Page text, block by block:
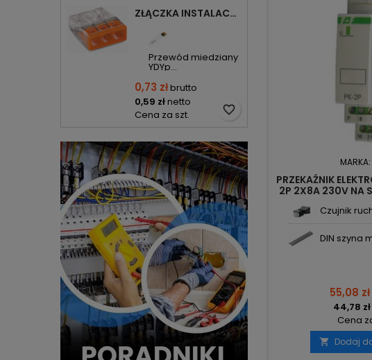
ZŁĄCZKA INSTALACYJNA 3X COMPACT POMARAŃCZOWA 2273-203 WAGO
Przewód miedziany
YDYp...
0,73 złbrutto
0,59 złnetto
Cena za szt.
favorite_border
MARKA:
PRZEKAŹNIK
2P 2X8A 230V NA
Czujnik
DIN szyna
55,08 zł
44,78 zł
Cena
 Dodaj